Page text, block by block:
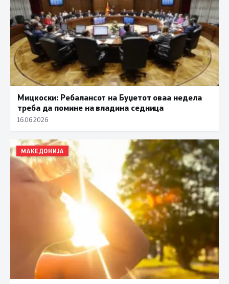
Мицкоски: Ребалансот на Буџетот оваа недела
треба да помине на владина седница
16.06.2026
МАКЕДОНИЈА